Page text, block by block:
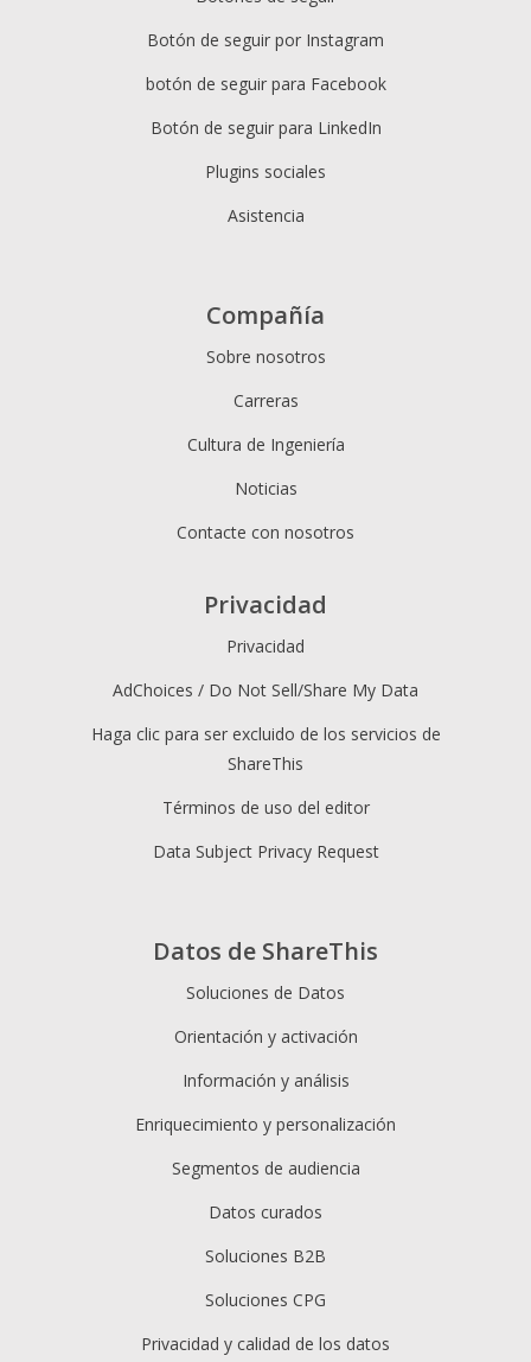
plugins (e.g., WordPress,
Shopify)
Botón de seguir por Instagram
botón de seguir para Facebook
Botón de seguir para LinkedIn
Plugins sociales
Asistencia
Datos de ShareThis
Soluciones de Datos
Orientación y activación
Información y análisis
Enriquecimiento y personalización
Segmentos de audiencia
Datos curados
Soluciones B2B
Soluciones CPG
Privacidad y calidad de los datos
Compañía
Sobre nosotros
Carreras
Cultura de Ingeniería
Noticias
Contacte con nosotros
Privacidad
Privacidad
AdChoices / Do Not Sell/Share My Data
Haga clic para ser excluido de los servicios de
ShareThis
Términos de uso del editor
Data Subject Privacy Request